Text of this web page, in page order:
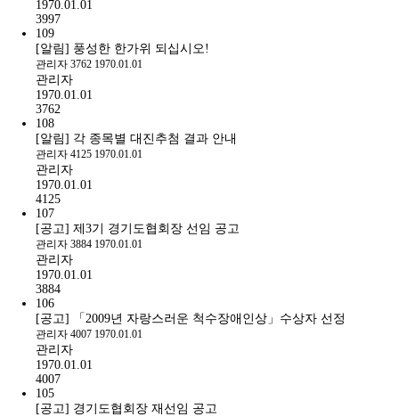
1970.01.01
3997
109
[알림] 풍성한 한가위 되십시오!
관리자 3762 1970.01.01
관리자
1970.01.01
3762
108
[알림] 각 종목별 대진추첨 결과 안내
관리자 4125 1970.01.01
관리자
1970.01.01
4125
107
[공고] 제3기 경기도협회장 선임 공고
관리자 3884 1970.01.01
관리자
1970.01.01
3884
106
[공고] 「2009년 자랑스러운 척수장애인상」수상자 선정
관리자 4007 1970.01.01
관리자
1970.01.01
4007
105
[공고] 경기도협회장 재선임 공고